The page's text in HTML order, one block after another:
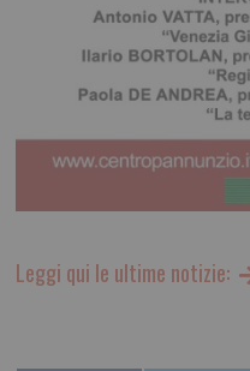
Leggi qui le ultime notizie: